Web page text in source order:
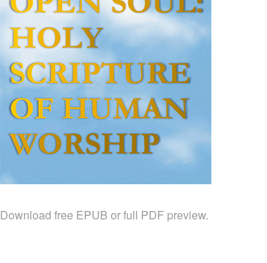
Download free EPUB or full PDF preview.